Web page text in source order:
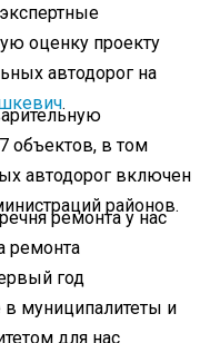
оценку проекту
автодорог на
.
объектов, в том
автодорог включен
районов.
ремонта у нас
ремонта
год
в муниципалитеты и
для нас